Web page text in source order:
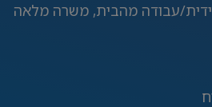
עבודה מהבית, משרה מלאה